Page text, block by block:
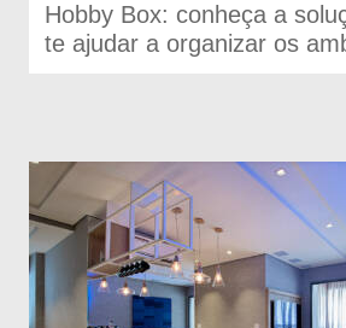
Hobby Box: conheça a
te ajudar a organizar os